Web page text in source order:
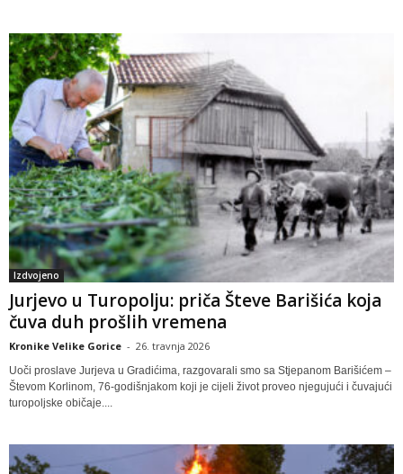
Izdvojeno
Jurjevo u Turopolju: priča Števe Barišića koja
čuva duh prošlih vremena
Kronike Velike Gorice - 26. travnja 2026
Uoči proslave Jurjeva u Gradićima, razgovarali smo sa Stjepanom Barišićem –
Števom Korlinom, 76-godišnjakom koji je cijeli život proveo njegujući i čuvajući
turopoljske običaje....